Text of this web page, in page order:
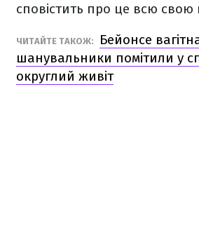
сповістить про це всю свою
ЧИТАЙТЕ ТАКОЖ:
Бейонсе
шанувальники помітили у
округлий живіт